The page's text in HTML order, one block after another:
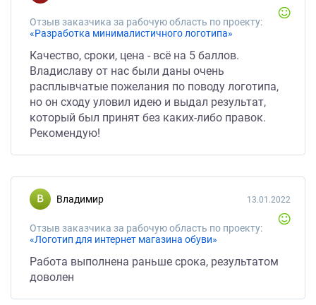
Отзыв заказчика за рабочую область по проекту:
«Разработка минималистичного логотипа»
Качество, сроки, цена - всё на 5 баллов.
Владиславу от нас были даны очень
расплывчатые пожелания по поводу логотипа,
но он сходу уловил идею и выдал результат,
который был принят без каких-либо правок.
Рекомендую!
Владимир
Отзыв заказчика за рабочую область по проекту:
«Логотип для интернет магазина обуви»
13.01.2022
Работа выполнена раньше срока, результатом
доволен